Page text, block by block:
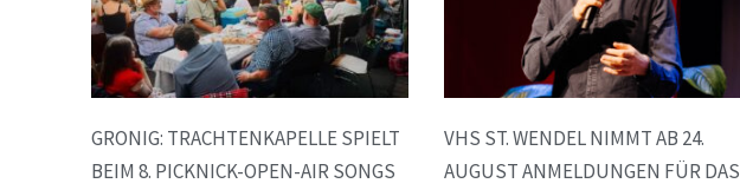
GRONIG: TRACHTENKAPELLE SPIELT
BEIM 8. PICKNICK-OPEN-AIR SONGS
VHS ST. WENDEL NIMMT AB 24.
AUGUST ANMELDUNGEN FÜR DAS